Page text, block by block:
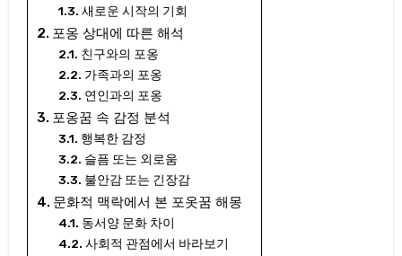
새로운 시작의 기회
포옹 상대에 따른 해석
친구와의 포옹
가족과의 포옹
연인과의 포옹
포옹꿈 속 감정 분석
행복한 감정
슬픔 또는 외로움
불안감 또는 긴장감
문화적 맥락에서 본 포옷꿈 해몽
동서양 문화 차이
사회적 관점에서 바라보기